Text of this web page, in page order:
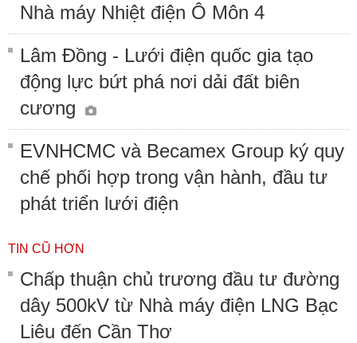
Nhà máy Nhiệt điện Ô Môn 4
Lâm Đồng - Lưới điện quốc gia tạo
động lực bứt phá nơi dải đất biên
cương
EVNHCMC và Becamex Group ký quy
chế phối hợp trong vận hành, đầu tư
phát triển lưới điện
TIN CŨ HƠN
Chấp thuận chủ trương đầu tư đường
dây 500kV từ Nhà máy điện LNG Bạc
Liêu đến Cần Thơ